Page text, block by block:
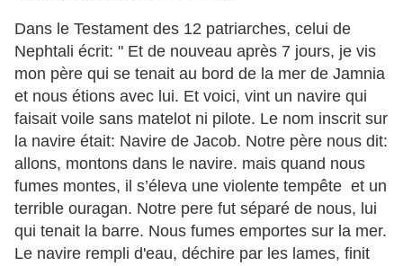
Dans le Testament des 12 patriarches, celui de
Nephtali écrit: " Et de nouveau après 7 jours, je vis
mon père qui se tenait au bord de la mer de Jamnia
et nous étions avec lui. Et voici, vint un navire qui
faisait voile sans matelot ni pilote. Le nom inscrit sur
la navire était: Navire de Jacob. Notre père nous dit:
allons, montons dans le navire. mais quand nous
fumes montes, il s’éleva une violente tempête et un
terrible ouragan. Notre pere fut séparé de nous, lui
qui tenait la barre. Nous fumes emportes sur la mer.
Le navire rempli d'eau, déchire par les lames, finit